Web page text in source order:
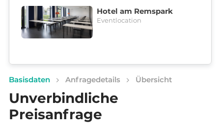
Hotel am Remspark
Eventlocation
Basisdaten Anfragedetails Übersicht
Unverbindliche
Preisanfrage